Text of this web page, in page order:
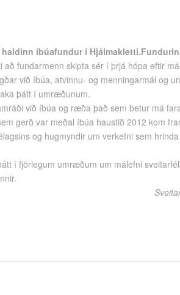
íbúafundur í
fundarmenn skipta sér í þrjá hópa eftir
við íbúa, atvinnu- og menningarmál og
þátt í umræðunum.
við íbúa og ræða það sem betur má
gerð var meðal íbúa haustið 2012 kom
og hugmyndir um verkefni sem
í fjörlegum umræðum um málefni